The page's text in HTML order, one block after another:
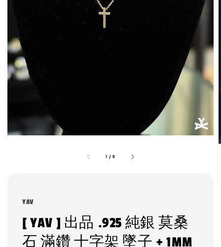
1 /8
YAV
[ YAV ] 出品 .925 純銀 莫桑
石 滿鑽 十字架 墜子 + 1MM